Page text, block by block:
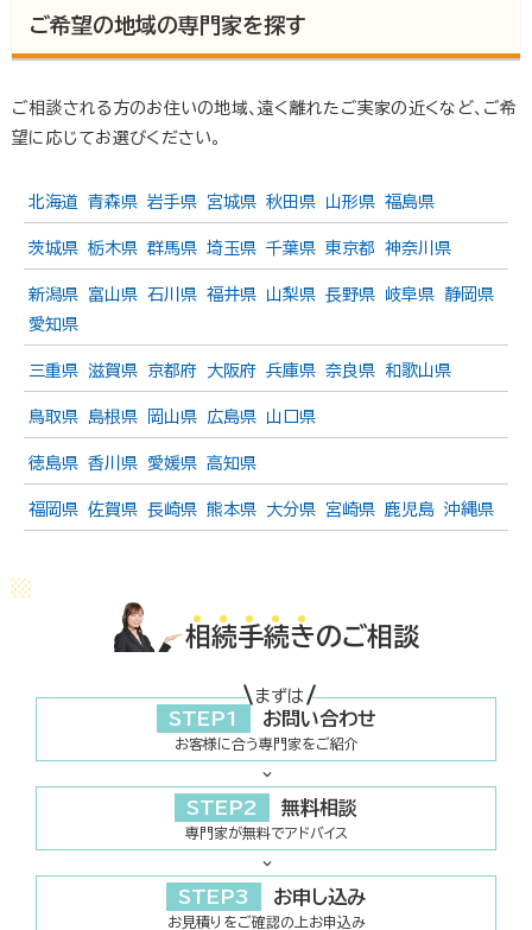
▶あいりん行政書士法人
ご希望の地域の専門家を探す
ご相談される方のお住いの地域、遠く離れたご実家の近くなど、ご希
望に応じてお選びください。
北海道 青森県 岩手県 宮城県 秋田県 山形県 福島県
茨城県 栃木県 群馬県 埼玉県 千葉県 東京都 神奈川県
新潟県 富山県 石川県 福井県 山梨県 長野県 岐阜県 静岡県
愛知県
三重県 滋賀県 京都府 大阪府 兵庫県 奈良県 和歌山県
鳥取県 島根県 岡山県 広島県 山口県
徳島県 香川県 愛媛県 高知県
福岡県 佐賀県 長崎県 熊本県 大分県 宮崎県 鹿児島 沖縄県
相続手続きのご相談
まずは
STEP1 お問い合わせ
お客様に合う専門家をご紹介
STEP2 無料相談
専門家が無料でアドバイス
STEP3 お申し込み
お見積りをご確認の上お申込み